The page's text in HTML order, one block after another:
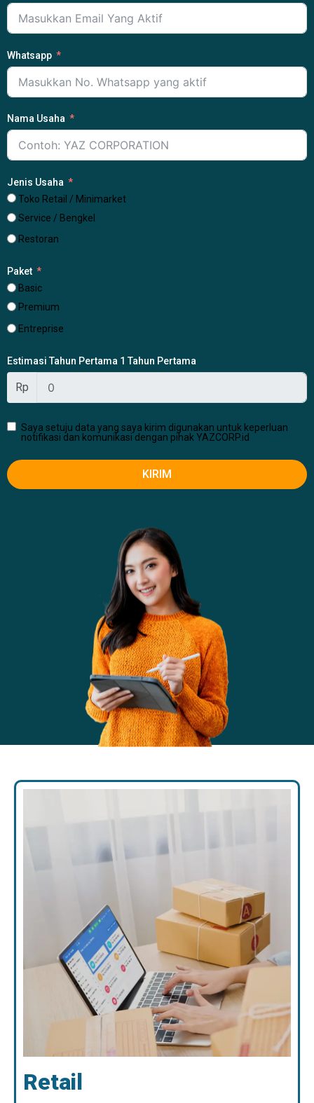
Whatsapp
Nama Usaha
Jenis Usaha
Toko Retail / Minimarket
Service / Bengkel
Restoran
Paket
Basic
Premium
Entreprise
Estimasi Tahun Pertama 1 Tahun Pertama
Rp
Saya setuju data yang saya kirim digunakan untuk keperluan
notifikasi dan komunikasi dengan pihak YAZCORP.id
KIRIM
Retail